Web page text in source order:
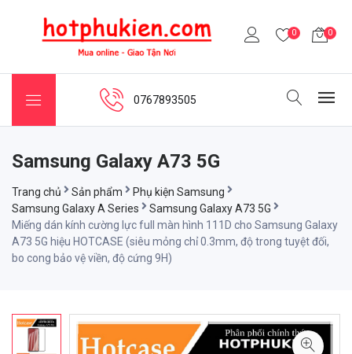
0 0
0767893505
Samsung Galaxy A73 5G
Trang chủ Sản phẩm
Phụ kiện Samsung
Samsung Galaxy A Series
Samsung Galaxy A73 5G
Miếng dán kính cường lực full màn hình 111D cho Samsung Galaxy
A73 5G hiệu HOTCASE (siêu mỏng chỉ 0.3mm, độ trong tuyệt đối,
bo cong bảo vệ viền, độ cứng 9H)